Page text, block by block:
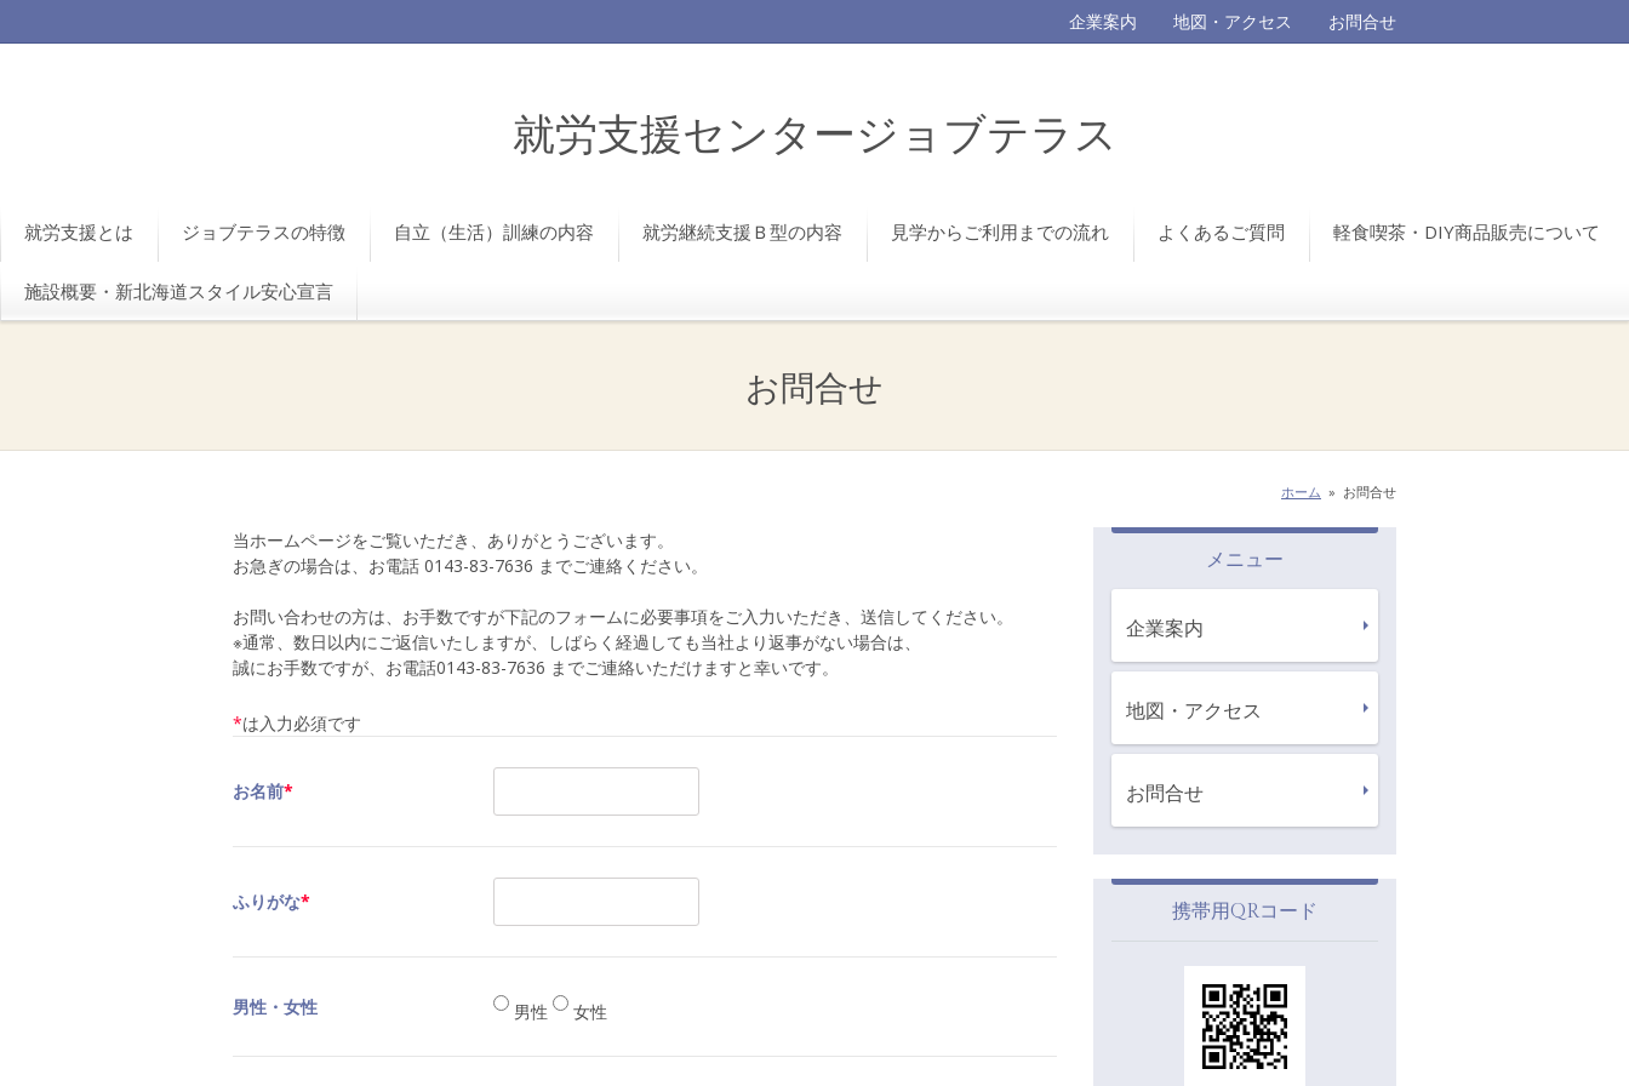
就労支援センタージョブテラス
企業案内 地図・アクセス お問合せ
就労支援とは ジョブテラスの特徴 自立（生活）訓練の内容 就労継続支援Ｂ型の内容 見学からご利用までの流れ よくあるご質問 軽食喫茶・DIY商品販売について
施設概要・新北海道スタイル安心宣言
お問合せ
ホーム » お問合せ
当ホームページをご覧いただき、ありがとうございます。
お急ぎの場合は、お電話 0143-83-7636 までご連絡ください。
お問い合わせの方は、お手数ですが下記のフォームに必要事項をご入力いただき、送信してください。
※通常、数日以内にご返信いたしますが、しばらく経過しても当社より返事がない場合は、
誠にお手数ですが、お電話0143-83-7636 までご連絡いただけますと幸いです。
*は入力必須です
お名前*
ふりがな*
男性・女性 男性 女性
メニュー
企業案内
地図・アクセス
お問合せ
携帯用QRコード